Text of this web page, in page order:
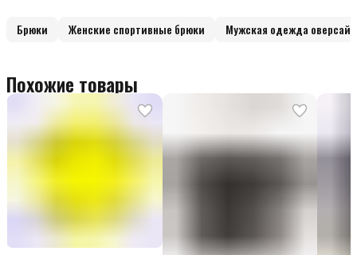
Брюки Женские спортивные брюки Мужская одежда оверсайз
Похожие товары